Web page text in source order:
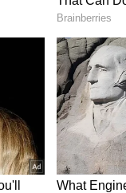
ಈ
ವಿರುದ್ಧ ಕ್ರಮ
ಪೋಷಕರು.